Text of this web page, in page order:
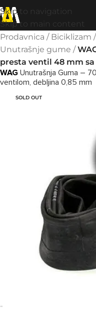
Skip to navigation
Skip to main content
Prodavnica / Biciklizam /
Unutrašnje gume /
presta ventil 48 mm
WAG Unutrašnja Guma –
ventilom, debljina 0,85 mm
SOLD OUT